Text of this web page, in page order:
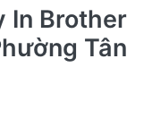
In Brother
Tân